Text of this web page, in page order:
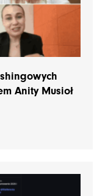
Anity Musioł